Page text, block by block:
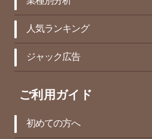
人気ランキング
ジャック広告
ご利用ガイド
初めての方へ